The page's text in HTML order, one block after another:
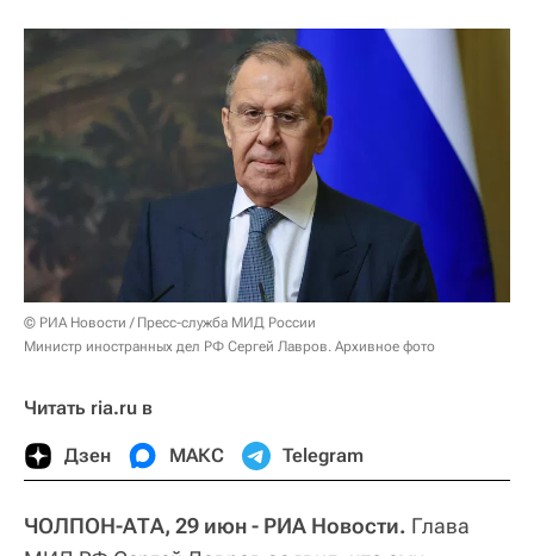
© РИА Новости / Пресс-служба МИД России
Министр иностранных дел РФ Сергей Лавров. Архивное фото
Читать ria.ru в
Дзен МАКС Telegram
ЧОЛПОН-АТА, 29 июн - РИА Новости. Глава